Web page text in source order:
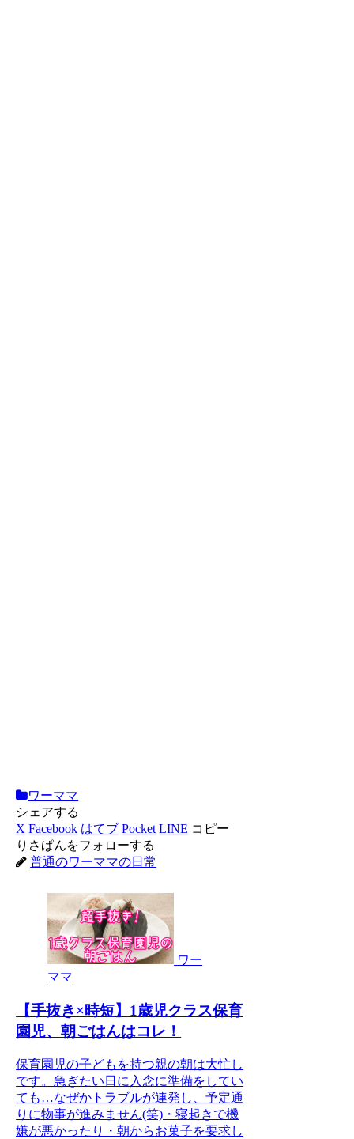
ワーママ
シェアする
X Facebook はてブ Pocket LINE コピー
りさぱんをフォローする
普通のワーママの日常
ワー
ママ
【手抜き×時短】1歳児クラス保育
園児、朝ごはんはコレ！
保育園児の子どもを持つ親の朝は大忙し
です。急ぎたい日に入念に準備をしてい
ても…なぜかトラブルが連発し、予定通
りに物事が進みません(笑)・寝起きで機
嫌が悪かったり・朝からお菓子を要求し